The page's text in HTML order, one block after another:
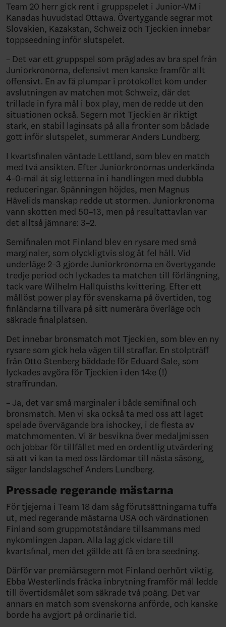
Team 20 herr gick rent i gruppspelet i Junior-VM i
Kanadas huvudstad Ottawa. Övertygande segrar mot
Slovakien, Kazakstan, Schweiz och Tjeckien innebar
toppseedning inför slutspelet.
– Det var ett gruppspel som präglades av bra spel från
Juniorkronorna, defensivt men kanske framför allt
offensivt. En av få plumpar i protokollet kom under
avslutningen av matchen mot Schweiz, där det
trillade in fyra mål i box play, men de redde ut den
situationen också. Segern mot Tjeckien är riktigt
stark, en stabil laginsats på alla fronter som bådade
gott inför slutspelet, summerar Anders Lundberg.
I kvartsfinalen väntade Lettland, som blev en match
med två ansikten. Efter Juniorkronornas underkända
4–0-mål åt sig letterna in i handlingen med dubbla
reduceringar. Spänningen höjdes, men Magnus
Hävelids manskap redde ut stormen. Juniorkronorna
vann skotten med 50–13, men på resultattavlan var
det alltså jämnare: 3–2.
Semifinalen mot Finland blev en rysare med små
marginaler, som olyckligtvis slog åt fel håll. Vid
underläge 2–3 gjorde Juniorkronorna en övertygande
tredje period och lyckades ta matchen till förlängning,
tack vare Wilhelm Hallquisths kvittering. Efter ett
mållöst power play för svenskarna på övertiden, tog
finländarna tillvara på sitt numerära överläge och
säkrade finalplatsen.
Det innebar bronsmatch mot Tjeckien, som blev en ny
rysare som gick hela vägen till straffar. En stolpträff
från Otto Stenberg bäddade för Eduard Sale, som
lyckades avgöra för Tjeckien i den 14:e (!)
straffrundan.
– Ja, det var små marginaler i både semifinal och
bronsmatch. Men vi ska också ta med oss att laget
spelade övervägande bra ishockey, i de flesta av
matchmomenten. Vi är besvikna över medaljmissen
och jobbar för tillfället med en ordentlig utvärdering
så att vi kan ta med oss lärdomar till nästa säsong,
säger landslagschef Anders Lundberg.
Pressade regerande mästarna
För tjejerna i Team 18 dam såg förutsättningarna tuffa
ut, med regerande mästarna USA och värdnationen
Finland som gruppmotståndare tillsammans med
nykomlingen Japan. Alla lag gick vidare till
kvartsfinal, men det gällde att få en bra seedning.
Därför var premiärsegern mot Finland oerhört viktig.
Ebba Westerlinds fräcka inbrytning framför mål ledde
till övertidsmålet som säkrade två poäng. Det var
annars en match som svenskorna anförde, och kanske
borde ha avgjort på ordinarie tid.